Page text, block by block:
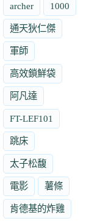
archer 1000
通天狄仁傑
軍師
高效鎖鮮袋
阿凡達
FT-LEF101
跳床
太子松馥
電影 薯條
肯德基的炸雞